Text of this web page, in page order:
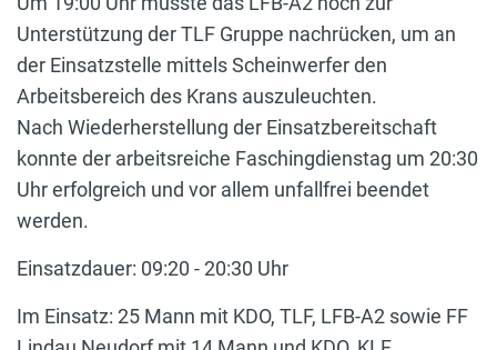
Unterstützung der TLF Gruppe nachrücken, um an
der Einsatzstelle mittels Scheinwerfer den
Arbeitsbereich des Krans auszuleuchten.
Nach Wiederherstellung der Einsatzbereitschaft
konnte der arbeitsreiche Faschingdienstag um 20:30
Uhr erfolgreich und vor allem unfallfrei beendet
werden.
Einsatzdauer: 09:20 - 20:30 Uhr
Im Einsatz: 25 Mann mit KDO, TLF, LFB-A2 sowie FF